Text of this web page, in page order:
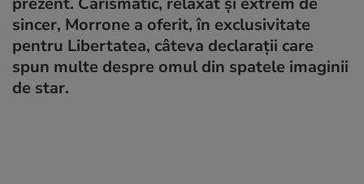
sincer, Morrone a oferit, în exclusivitate
pentru Libertatea, câteva declarații care
spun multe despre omul din spatele imaginii
de star.